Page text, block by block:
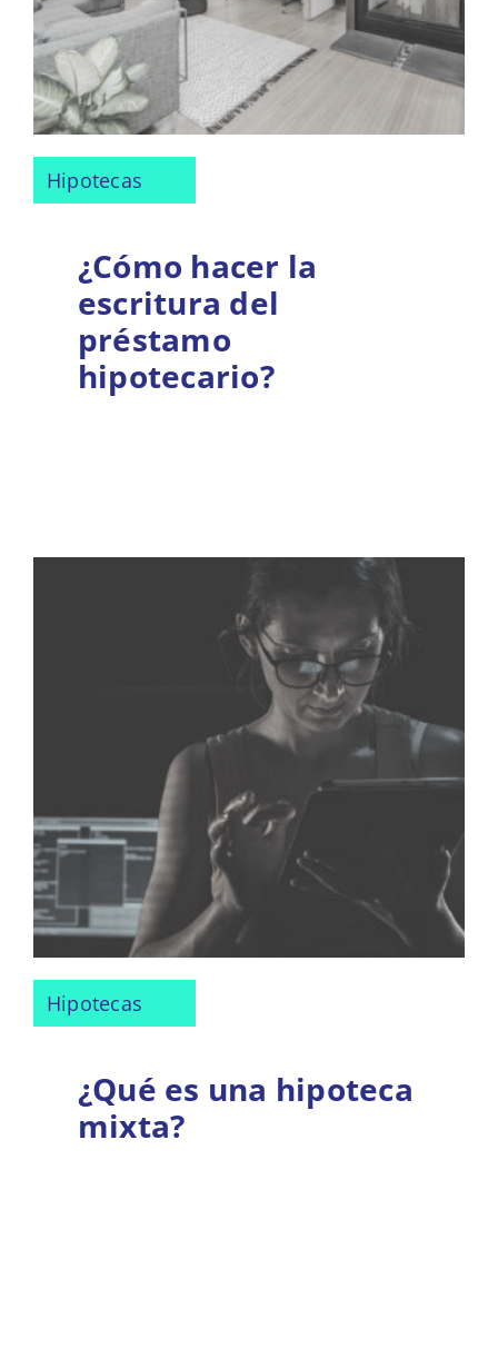
Hipotecas
¿Cómo hacer la
escritura del
préstamo
hipotecario?
Hipotecas
¿Qué es una hipoteca
mixta?